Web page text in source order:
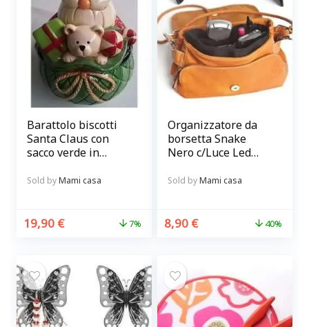
Barattolo biscotti
Santa Claus con
sacco verde in
Sold byMami casa
19,90 € 7%
Organizzatore da
borsetta Snake
Nero c/Luce Led
novità
Sold byMami casa
8,90 € 40%